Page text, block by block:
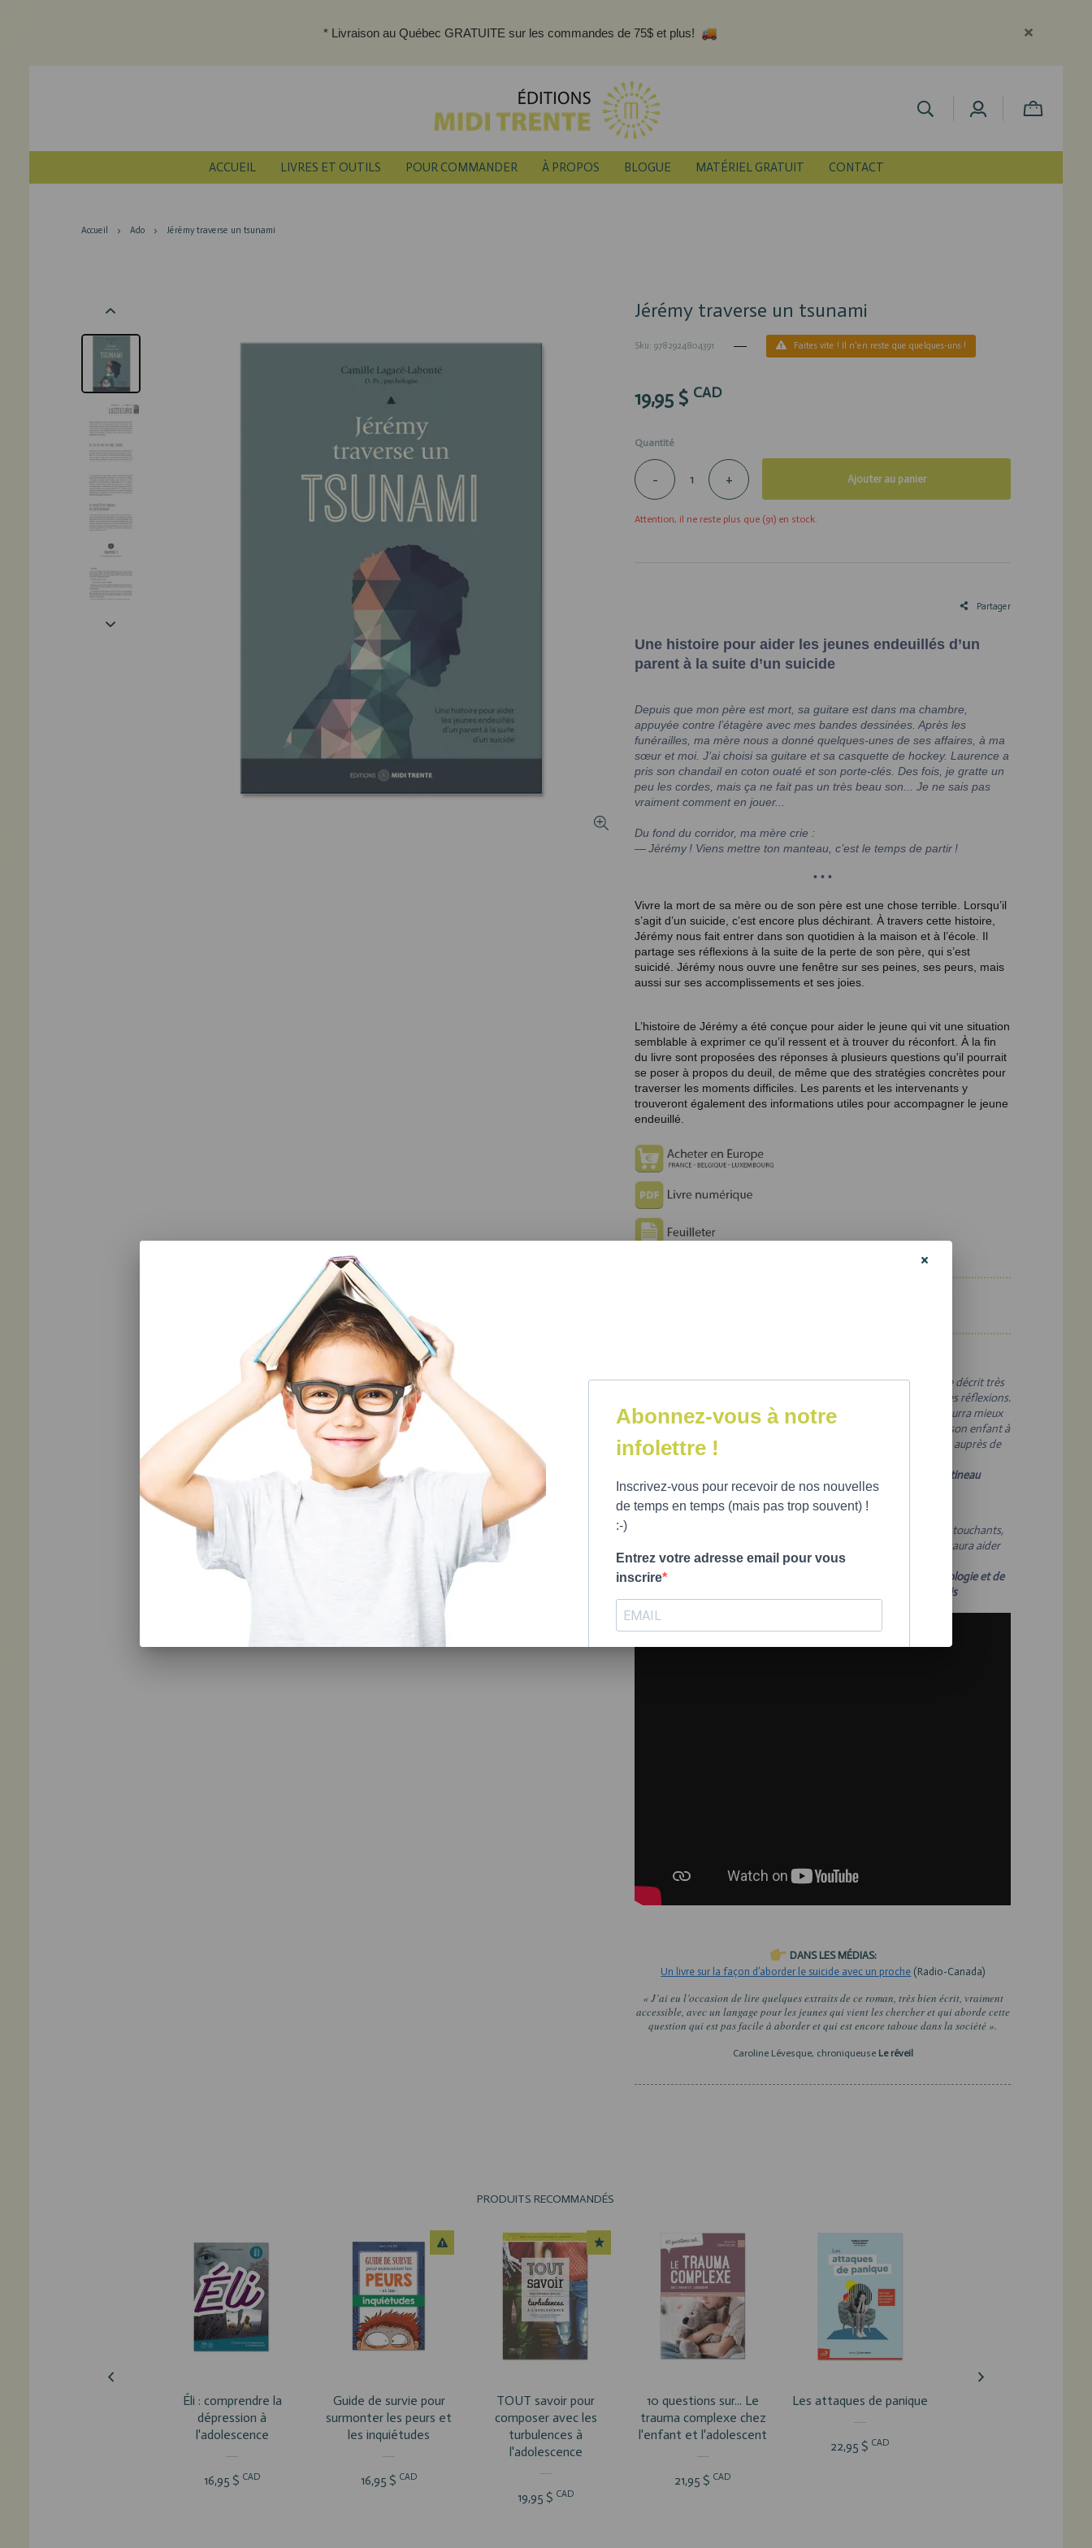
* Livraison au Québec GRATUITE sur les commandes de 75$ et plus!
ACCUEIL LIVRES ET OUTILS POUR COMMANDER À PROPOS BLOGUE MATÉRIEL GRATUIT CONTACT
Accueil Ado Jérémy traverse un tsunami
Jérémy traverse un tsunami
Sku: 9782924804391 Faites vite ! Il n'en reste que quelques-uns !
19,95 $ CAD
Quantité
- + Ajouter au panier
Attention, il ne reste plus que (91) en stock.
Partager
Une histoire pour aider les jeunes endeuillés d’un
parent à la suite d’un suicide
Depuis que mon père est mort, sa guitare est dans ma chambre,
appuyée contre l’étagère avec mes bandes dessinées. Après les
funérailles, ma mère nous a donné quelques-unes de ses affaires, à ma
sœur et moi. J’ai choisi sa guitare et sa casquette de hockey. Laurence a
pris son chandail en coton ouaté et son porte-clés. Des fois, je gratte un
peu les cordes, mais ça ne fait pas un très beau son... Je ne sais pas
vraiment comment en jouer...
Du fond du corridor, ma mère crie :
— Jérémy ! Viens mettre ton manteau, c’est le temps de partir !
• • •
Vivre la mort de sa mère ou de son père est une chose terrible. Lorsqu’il
s’agit d’un suicide, c’est encore plus déchirant. À travers cette histoire,
Jérémy nous fait entrer dans son quotidien à la maison et à l’école. Il
partage ses réflexions à la suite de la perte de son père, qui s’est
suicidé. Jérémy nous ouvre une fenêtre sur ses peines, ses peurs, mais
aussi sur ses accomplissements et ses joies.
L’histoire de Jérémy a été conçue pour aider le jeune qui vit une situation
semblable à exprimer ce qu’il ressent et à trouver du réconfort. À la fin
du livre sont proposées des réponses à plusieurs questions qu'il pourrait
se poser à propos du deuil, de même que des stratégies concrètes pour
traverser les moments difficiles. Les parents et les intervenants y
trouveront également des informations utiles pour accompagner le jeune
endeuillé.
« J'ai dévoré ce livre. Je l'ai trouvé magnifique. La première partie décrit très
bien la réalité d'un jeune adolescent dans son quotidien et dans ses réflexions.
Je trouve que ce livre est approprié à tous. Autant le jeune qui pourra mieux
comprendre qu'il n'est pas seul, autant le parent qui voudra aider son enfant à
traverser la réalité, autant un professionnel qui voudra en parler auprès de
toute clientèle traversant un deuil après suicide.»
— Julie Boulrice, intervenante au Centre Inter-Section de Gatineau
Les passages de discussions entre Jérémy et sa mère sont très touchants,
éclairants et surtout pédagogiques. Je suis certaine que ce livre saura aider
plusieurs jeunes et leur famille.
—Monique Séguin, , Ph.D. professeur au département de psychologie et de
psychoéducation à l'Université du Québec en Outaouais
DANS LES MÉDIAS:
Un livre sur la façon d’aborder le suicide avec un proche (Radio-Canada)
« J’ai eu l’occasion de lire quelques extraits de ce roman, très bien écrit, vraiment
accessible, avec un langage pour les jeunes qui vient les chercher et qui aborde cette
question qui est pas facile à aborder et qui est encore taboue dans la société ».
Caroline Lévesque, chroniqueuse Le réveil
PRODUITS RECOMMANDÉS
VOIR LE PRODUIT
Éli : comprendre la
dépression à
l'adolescence
16,95 $ CAD
VOIR LE PRODUIT
Guide de survie pour
surmonter les peurs et
les inquiétudes
16,95 $ CAD
VOIR LE PRODUIT
TOUT savoir pour
composer avec les
turbulences à
l'adolescence
19,95 $ CAD
VOIR LE PRODUIT
10 questions sur... Le
trauma complexe chez
l'enfant et l'adolescent
21,95 $ CAD
VOIR LE PRODUIT
Les attaques de panique
22,95 $ CAD
Abonnez-vous à notre
infolettre !
Inscrivez-vous pour recevoir de nos nouvelles
de temps en temps (mais pas trop souvent) !
:-)
Entrez votre adresse email pour vous
inscrire